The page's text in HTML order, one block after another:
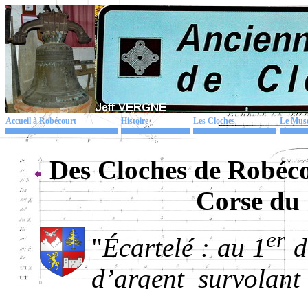
Accueil à Robécourt Histoire Les Cloches Le
Des Cloches de
Corse du
"Écartelé : au 1er
d’argent